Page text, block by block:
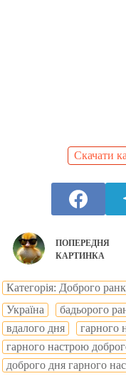
Скачати
ПОПЕРЕДНЯ
КАРТИНКА
Категорія: Доброго
Україна
бадьорого
вдалого дня
гарного
гарного настрою
доброго дня гарного